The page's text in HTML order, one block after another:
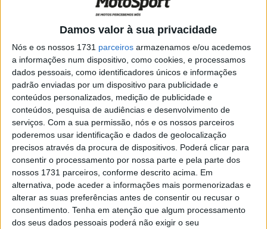
Damos valor à sua privacidade
Nós e os nossos 1731 parceiros armazenamos e/ou acedemos
a informações num dispositivo, como cookies, e processamos
dados pessoais, como identificadores únicos e informações
padrão enviadas por um dispositivo para publicidade e
conteúdos personalizados, medição de publicidade e
conteúdos, pesquisa de audiências e desenvolvimento de
serviços. Com a sua permissão, nós e os nossos parceiros
poderemos usar identificação e dados de geolocalização
precisos através da procura de dispositivos. Poderá clicar para
consentir o processamento por nossa parte e pela parte dos
nossos 1731 parceiros, conforme descrito acima. Em
alternativa, pode aceder a informações mais pormenorizadas e
alterar as suas preferências antes de consentir ou recusar o
consentimento. Tenha em atenção que algum processamento
dos seus dados pessoais poderá não exigir o seu
🔊 Ouvir artigo
O ambiente no paddock de Montmeló está longe de ser o
habitual. Depois de um fim de semana marcado por
acidentes violentos, Marco Bezzecchi não escondeu o
desconforto sentido dentro do paddock após o GP da
Catalunha. O líder do Mundial admitiu que o clima vivido
no circuito o deixou profundamente abalado. “Será pela
chuva ou pela preocupação depois de tantos acidentes,
mas aqui há um ambiente que me dá vontade de ir
embora”, confessou o piloto italiano no final dos testes
oficiais.
Bezzecchi acompanhou de perto os graves acidentes